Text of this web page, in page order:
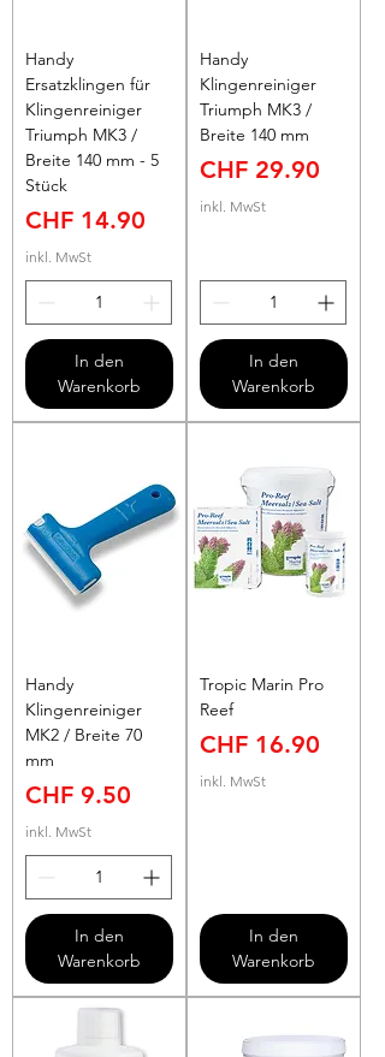
Handy
Ersatzklingen für
Klingenreiniger
Triumph MK3 /
Breite 140 mm - 5
Stück
Preis
CHF 14.90
inkl. MwSt
In den
Warenkorb
Handy
Klingenreiniger
Triumph MK3 /
Breite 140 mm
Preis
CHF 29.90
inkl. MwSt
In den
Warenkorb
Handy
Klingenreiniger
MK2 / Breite 70
mm
Preis
CHF 9.50
inkl. MwSt
In den
Warenkorb
Tropic Marin Pro
Reef
Preis
CHF 16.90
inkl. MwSt
In den
Warenkorb